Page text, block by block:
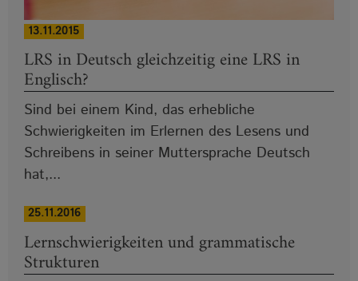
13.11.2015
LRS in Deutsch gleichzeitig eine LRS in
Englisch?
Sind bei einem Kind, das erhebliche
Schwierigkeiten im Erlernen des Lesens und
Schreibens in seiner Muttersprache Deutsch
hat,...
25.11.2016
Lernschwierigkeiten und grammatische
Strukturen